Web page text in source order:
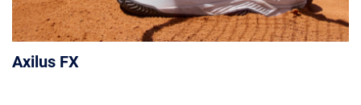
Axilus FX